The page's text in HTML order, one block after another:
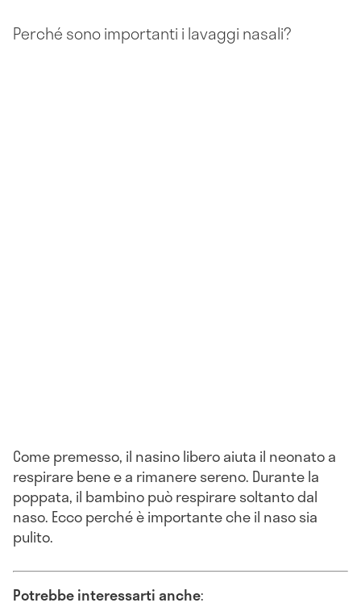
Perché sono importanti i lavaggi nasali?
Come premesso, il nasino libero aiuta il neonato a
respirare bene e a rimanere sereno. Durante la
poppata, il bambino può respirare soltanto dal
naso. Ecco perché è importante che il naso sia
pulito.
Potrebbe interessarti anche: